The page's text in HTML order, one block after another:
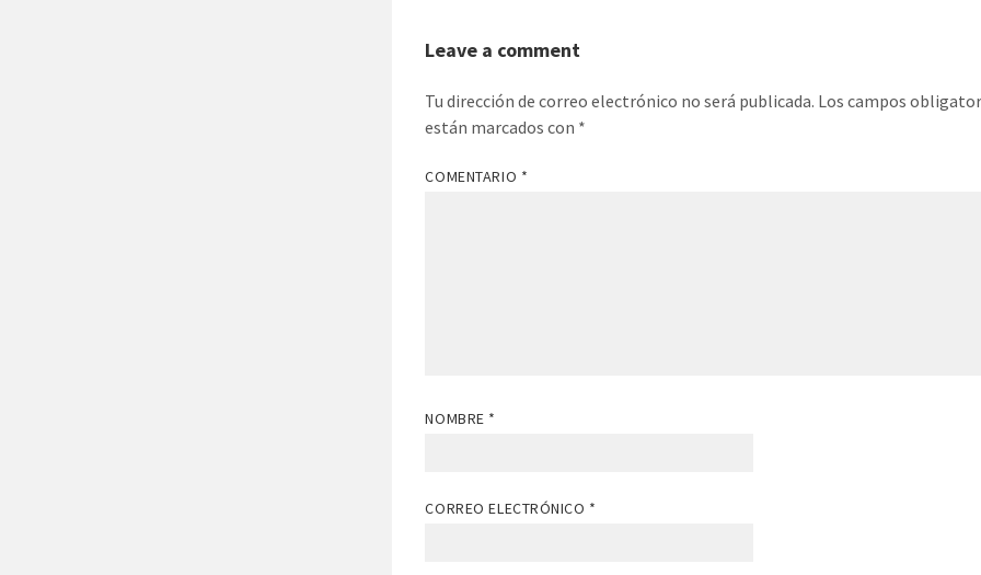
Leave a comment
Tu dirección de correo electrónico no será publicada. Los campos
están marcados con *
COMENTARIO *
NOMBRE *
CORREO ELECTRÓNICO *